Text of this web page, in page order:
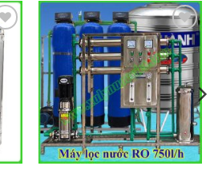
ADD TO
WISHLIST